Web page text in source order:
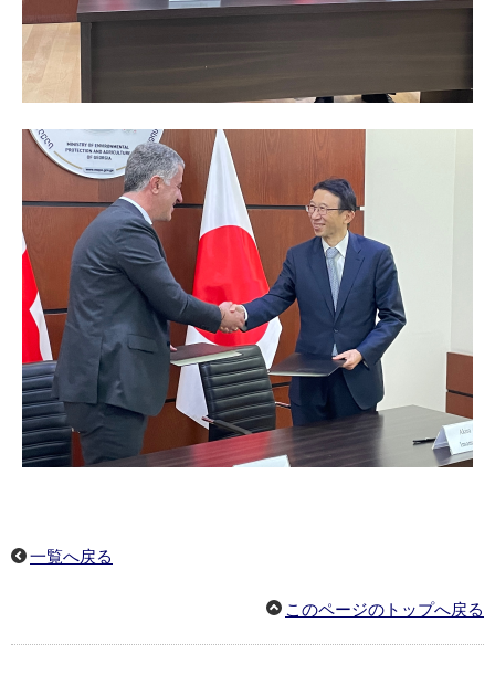
一覧へ戻る
このページのトップへ戻る